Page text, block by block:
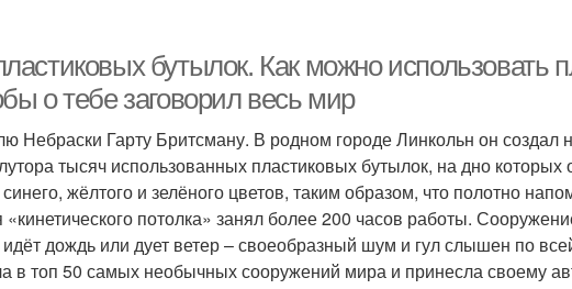
бутылки
бутылок. Как можно использовать
о тебе заговорил весь мир
Небраски Гарту Бритсману. В родном городе Линкольн он создал
тысяч использованных пластиковых бутылок, на дно которых
жёлтого и зелёного цветов, таким образом, что полотно
потолка» занял более 200 часов работы.
идёт дождь или дует ветер – своеобразный шум и гул слышен по
в топ 50 самых необычных сооружений мира и принесла своему